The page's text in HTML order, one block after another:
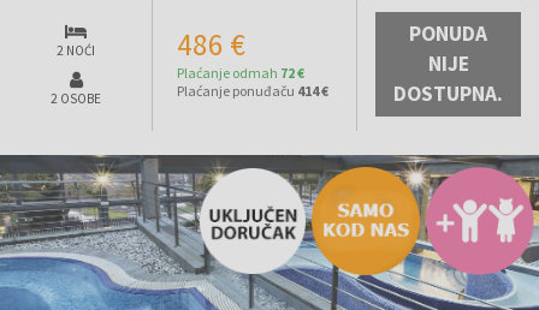
2 NOĆI
2 OSOBE
486 €
Plaćanje odmah 72 €
Plaćanje ponuđaču 414 €
PONUDA
NIJE
DOSTUPNA.